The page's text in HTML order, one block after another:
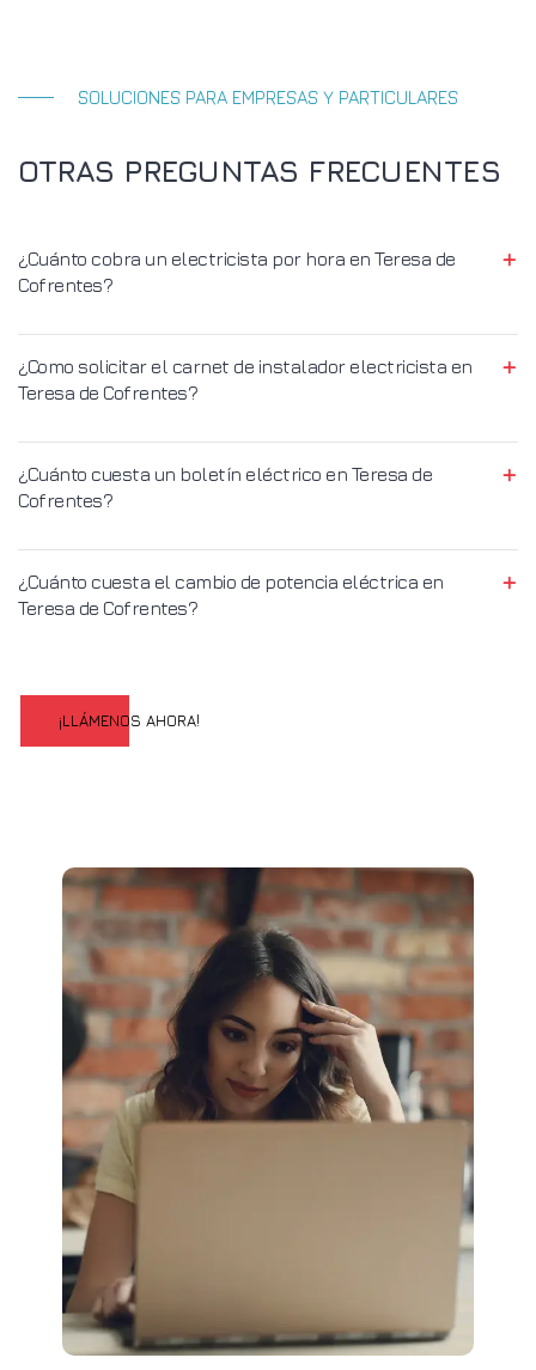
SOLUCIONES PARA EMPRESAS Y PARTICULARES
OTRAS PREGUNTAS FRECUENTES
¿Cuánto cobra un electricista por hora en Teresa de
Cofrentes?
¿Como solicitar el carnet de instalador electricista en
Teresa de Cofrentes?
¿Cuánto cuesta un boletín eléctrico en Teresa de
Cofrentes?
¿Cuánto cuesta el cambio de potencia eléctrica en
Teresa de Cofrentes?
¡LLÁMENOS AHORA!